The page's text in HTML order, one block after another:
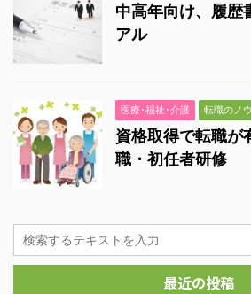
中高年向け、履歴
アル
医療･福祉･介護 転職のノ
資格取得で転職が
職・初任者研修
最近の投稿